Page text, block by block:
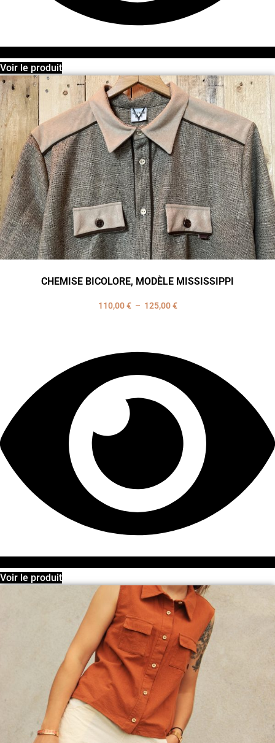
Voir le produit
CHEMISE BICOLORE, MODÈLE MISSISSIPPI
110,00€ – 125,00€Plage
à
125,00 €
Voir le produit